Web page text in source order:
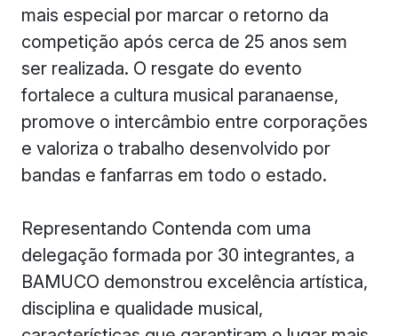
mais especial por marcar o retorno da
competição após cerca de 25 anos sem
ser realizada. O resgate do evento
fortalece a cultura musical paranaense,
promove o intercâmbio entre corporações
e valoriza o trabalho desenvolvido por
bandas e fanfarras em todo o estado.
Representando Contenda com uma
delegação formada por 30 integrantes, a
BAMUCO demonstrou excelência artística,
disciplina e qualidade musical,